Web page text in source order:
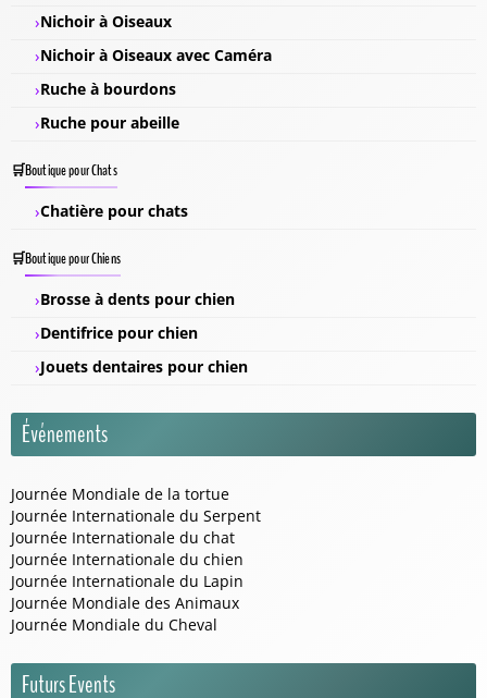
Nichoir à Oiseaux
Nichoir à Oiseaux avec Caméra
Ruche à bourdons
Ruche pour abeille
Boutique pour Chats
Chatière pour chats
Boutique pour Chiens
Brosse à dents pour chien
Dentifrice pour chien
Jouets dentaires pour chien
Événements
Journée Mondiale de la tortue
Journée Internationale du Serpent
Journée Internationale du chat
Journée Internationale du chien
Journée Internationale du Lapin
Journée Mondiale des Animaux
Journée Mondiale du Cheval
Futurs Events